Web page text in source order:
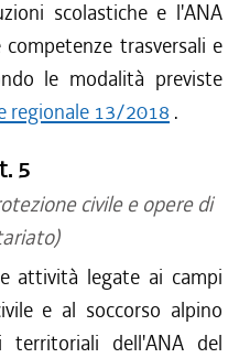
scolastiche e l'ANA
trasversali e
le modalità previste
regionale 13/2018 .
5
civile e opere di
attività legate ai campi
e al soccorso alpino
territoriali dell'ANA del